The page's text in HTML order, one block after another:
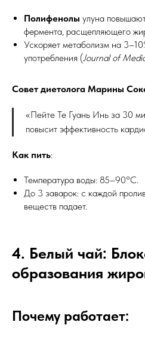
Полифенолы улуна
фермента, расщепляющего
Ускоряет метаболизм на
употребления (Journal of
Совет диетолога Марины
«Пейте Те Гуань Инь за 30
повысит эффективность
Как пить:
Температура воды: 85–90°C.
До 3 заварок: с каждой
веществ падает.
4. Белый чай:
образования
Почему работает: